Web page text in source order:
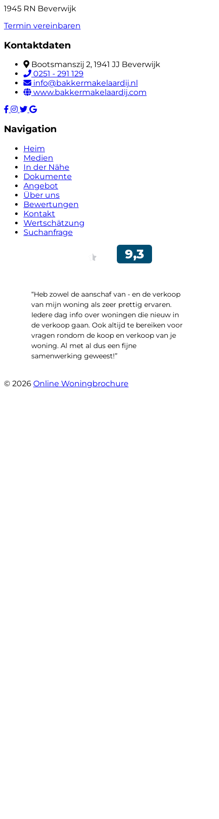
1945 RN Beverwijk
Termin vereinbaren
Kontaktdaten
Bootsmanszij 2, 1941 JJ Beverwijk
0251 - 291 129
info@bakkermakelaardij.nl
www.bakkermakelaardij.com
Navigation
Heim
Medien
In der Nähe
Dokumente
Angebot
Über uns
Bewertungen
Kontakt
Wertschätzung
Suchanfrage
“Heb zowel de aanschaf van - en de verkoop
van mijn woning als zeer prettig ervaren.
Iedere dag info over woningen die nieuw in
de verkoop gaan. Ook altijd te bereiken voor
vragen rondom de koop en verkoop van je
woning. Al met al dus een fijne
samenwerking geweest!”
© 2026 Online Woningbrochure